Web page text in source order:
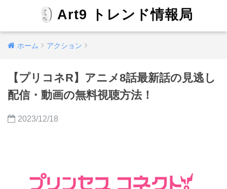
Art9 トレンド情報局
ホーム アクション
【プリコネR】アニメ8話最新話の見逃し
配信・動画の無料視聴方法！
2023/12/18